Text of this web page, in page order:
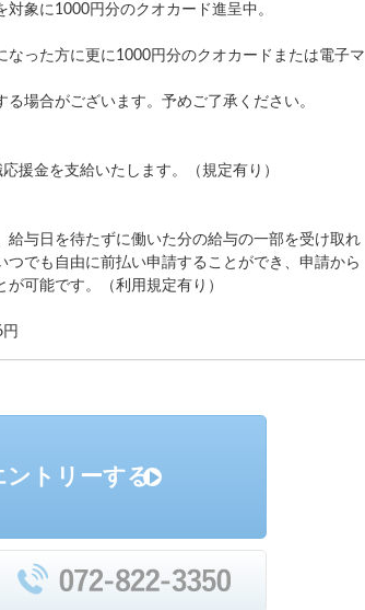
象に1000円分のクオカード進呈中。
なった方に更に1000円分のクオカードまたは電子マ
場合がございます。予めご了承ください。
援金を支給いたします。（規定有り）
給与日を待たずに働いた分の給与の一部を受け取れ
つでも自由に前払い申請することができ、申請から
可能です。（利用規定有り）
ントリーする